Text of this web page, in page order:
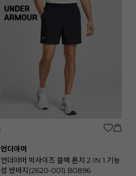
언더아머
언더아머 빅사이즈 블랙 론치 2 IN 1 기능
성 반바지(2620-001) B0896